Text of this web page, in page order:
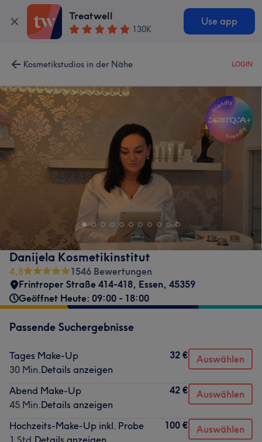
Treatwell
130K
Use app
Kosmetikstudios in der Nähe LOGIN
Danijela Kosmetikinstitut
4,8
1546 Bewertungen
Frintroper Straße 414-418, Essen, 45359
Geöffnet Heute: 09:00 - 18:00
Passende Suchergebnisse
Tages Make-Up
30 Min.Details anzeigen
32 € Auswählen
Abend Make-Up
45 Min.Details anzeigen
42 € Auswählen
Hochzeits-Make-Up inkl. Probe
1 Std.Details anzeigen
100 € Auswählen